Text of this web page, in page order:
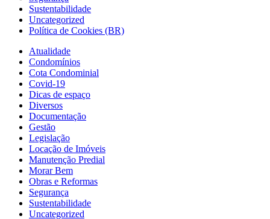
Sustentabilidade
Uncategorized
Política de Cookies (BR)
Atualidade
Condomínios
Cota Condominial
Covid-19
Dicas de espaço
Diversos
Documentação
Gestão
Legislação
Locação de Imóveis
Manutenção Predial
Morar Bem
Obras e Reformas
Segurança
Sustentabilidade
Uncategorized